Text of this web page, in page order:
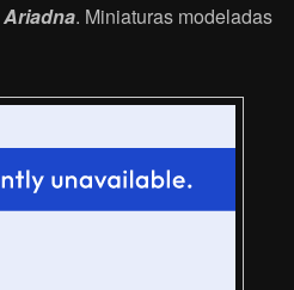
Ariadna. Miniaturas modeladas